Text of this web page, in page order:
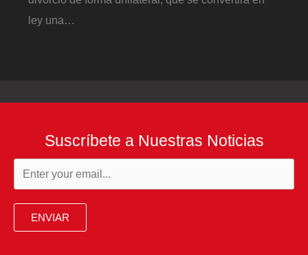
ley una…
Suscríbete a Nuestras Noticias
ENVIAR